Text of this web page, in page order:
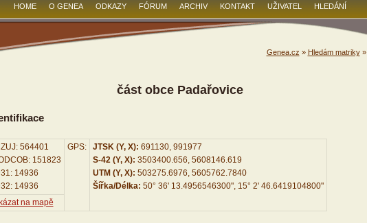
HOME O GENEA ODKAZY FÓRUM ARCHIV KONTAKT UŽIVATEL HLEDÁNÍ
Genea.cz » Hledám matriky»
část obce Padařovice
564401
151823
14936
14936
GPS: JTSK (Y, X): 691130, 991977
S-42 (Y, X): 3503400.656, 5608146.619
UTM (Y, X): 503275.6976, 5605762.7840
Šířka/Délka: 50° 36' 13.4956546300", 15° 2' 46.6419104800"
na mapě